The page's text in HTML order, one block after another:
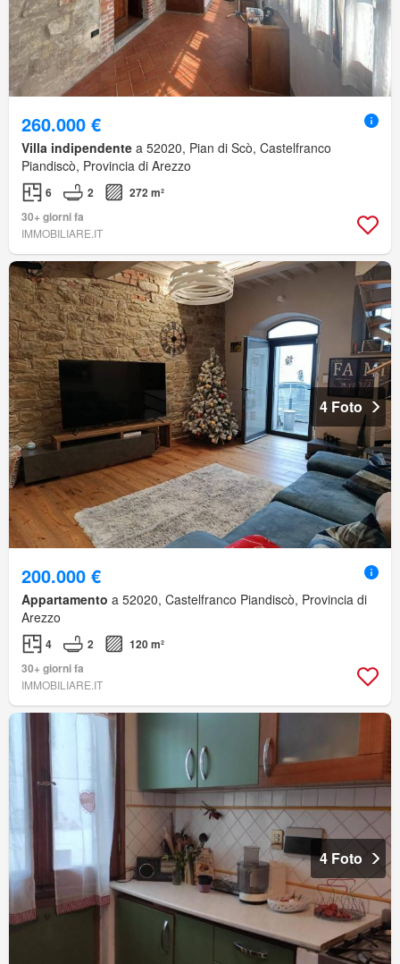
260.000 €
Villa indipendente a 52020, Pian di Scò, Castelfranco
Piandiscò, Provincia di Arezzo
6 2
272 m²
30+ giorni fa
IMMOBILIARE.IT
4 Foto
200.000 €
Appartamento a 52020, Castelfranco Piandiscò, Provincia di
Arezzo
4 2
120 m²
30+ giorni fa
IMMOBILIARE.IT
4 Foto